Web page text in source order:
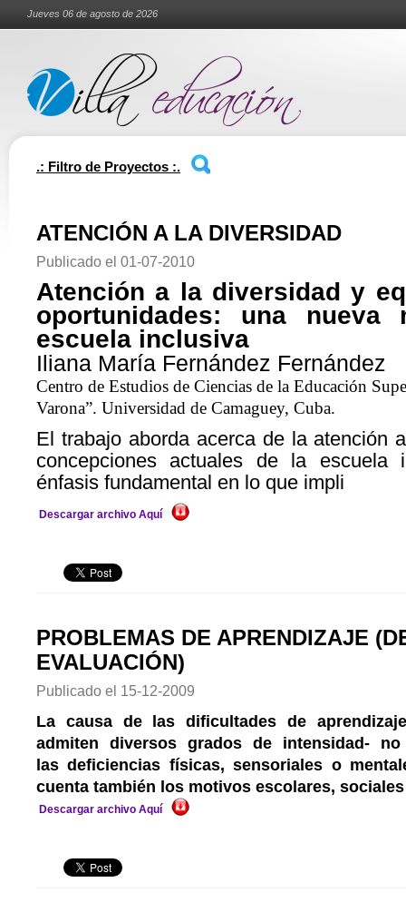
Jueves 06 de agosto de 2026
.: Filtro de Proyectos :.
ATENCIÓN A LA DIVERSIDAD
Publicado el 01-07-2010
Atención a la diversidad y
oportunidades: una nueva
escuela inclusiva
Iliana María Fernández Fernández
Centro de Estudios de Ciencias de la Educación
Varona”. Universidad de Camaguey, Cuba.
El trabajo aborda acerca de la atención
concepciones actuales de la escuela
énfasis fundamental en lo que impli
Descargar archivo Aquí
PROBLEMAS DE APRENDIZAJE
EVALUACIÓN)
Publicado el 15-12-2009
La causa de las dificultades de
admiten diversos grados de intensidad-
las deficiencias físicas, sensoriales o
cuenta también los motivos escolares,
Descargar archivo Aquí